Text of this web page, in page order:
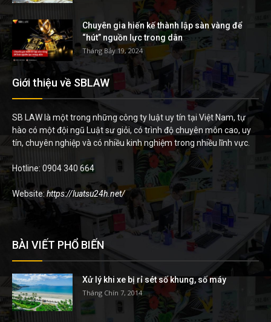
Chuyên gia hiến kế thành lập sàn vàng để
“hút” nguồn lực trong dân
Tháng Bảy 19, 2024
Giới thiệu về SBLAW
SB LAW là một trong những công ty luật uy tín tại Việt Nam, tự
hào có một đội ngũ Luật sư giỏi, có trình độ chuyên môn cao, uy
tín, chuyên nghiệp và có nhiều kinh nghiệm trong nhiều lĩnh vực.
Hotline: 0904 340 664
Website: https://luatsu24h.net/
BÀI VIẾT PHỔ BIẾN
Xử lý khi xe bị rỉ sét số khung, số máy
Tháng Chín 7, 2014